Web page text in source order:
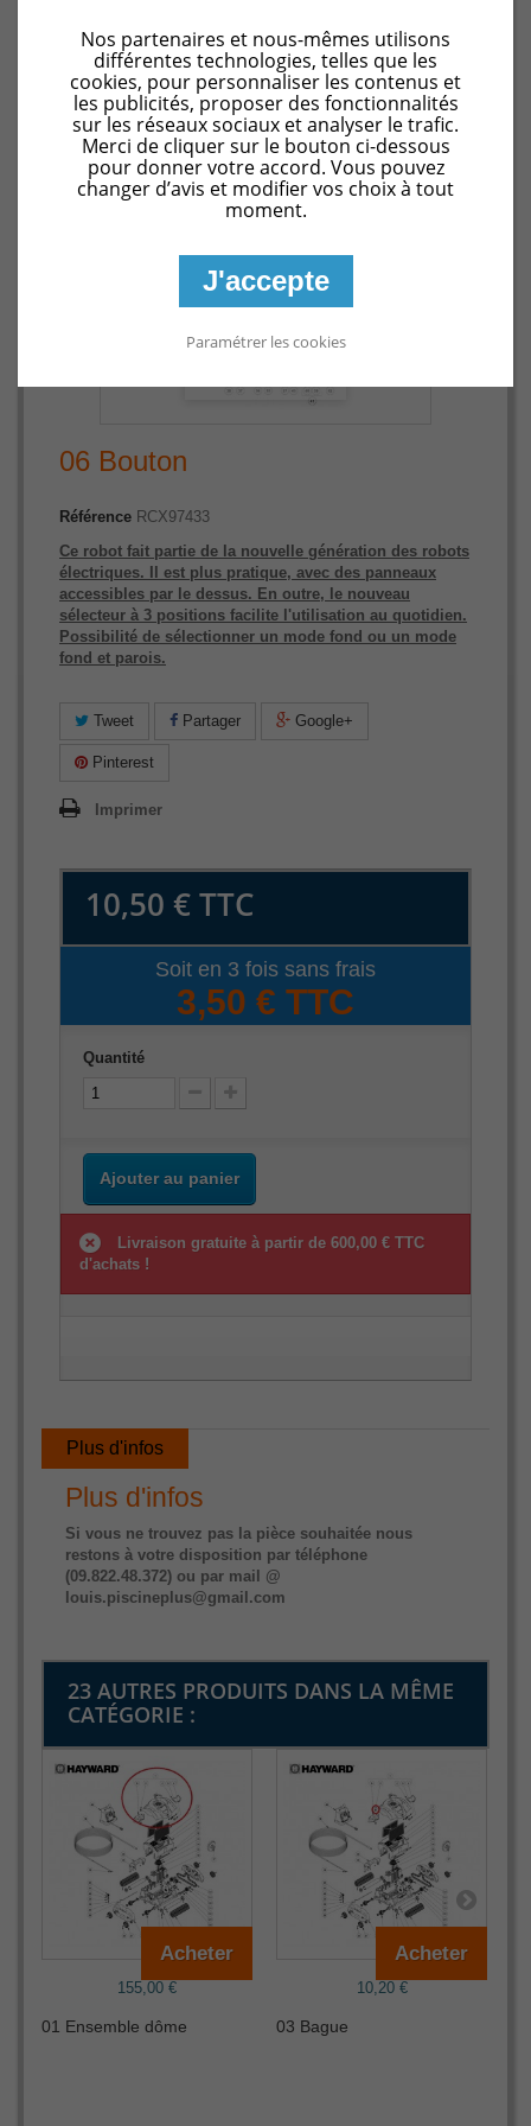
06 Bouton
06 Bouton
Référence RCX97433
Ce robot fait partie de la nouvelle génération des robots
électriques. Il est plus pratique, avec des panneaux
accessibles par le dessus. En outre, le nouveau
sélecteur à 3 positions facilite l'utilisation au quotidien.
Possibilité de sélectionner un mode fond ou un mode
fond et parois.
Tweet Partager Google+
Pinterest
Imprimer
10,50 €TTC
Soit en 3 fois sans frais
3,50 € TTC
Quantité
Ajouter au panier
Livraison gratuite à partir de 600,00 € TTC
d'achats !
Plus d'infos
Plus d'infos
Si vous ne trouvez pas la pièce souhaitée nous
restons à votre disposition par téléphone
(09.822.48.372) ou par mail @
louis.piscineplus@gmail.com
23 AUTRES PRODUITS DANS LA MÊME
CATÉGORIE :
155,00 €
Acheter
01 Ensemble dôme
10,20 €
Acheter
03 Bague
Nos partenaires et nous-mêmes utilisons
différentes technologies, telles que les
cookies, pour personnaliser les contenus et
les publicités, proposer des fonctionnalités
sur les réseaux sociaux et analyser le trafic.
Merci de cliquer sur le bouton ci-dessous
pour donner votre accord. Vous pouvez
changer d’avis et modifier vos choix à tout
moment.
J'accepte
Paramétrer les cookies